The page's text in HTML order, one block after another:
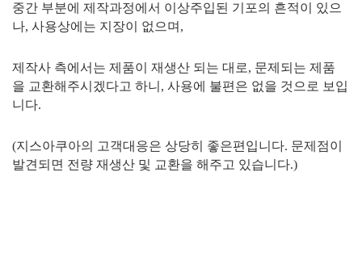
중간 부분에 제작과정에서 이상주입된 기포의 흔적이 있으
나, 사용상에는 지장이 없으며,
제작사 측에서는 제품이 재생산 되는 대로, 문제되는 제품
을 교환해주시겠다고 하니, 사용에 불편은 없을 것으로 보입
니다.
(지스아쿠아의 고객대응은 상당히 좋은편입니다. 문제점이
발견되면 전량 재생산 및 교환을 해주고 있습니다.)